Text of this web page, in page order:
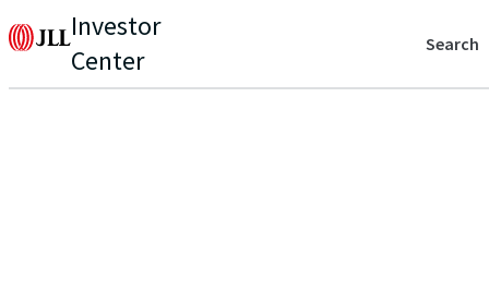
Investor
Center
Search